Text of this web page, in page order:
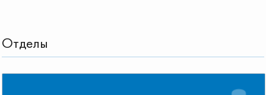
Отделы